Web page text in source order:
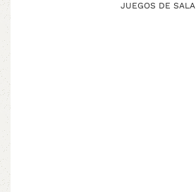
JUEGOS DE SALA